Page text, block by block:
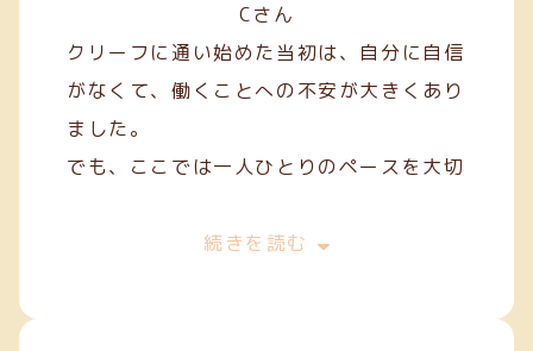
Cさん
クリーフに通い始めた当初は、自分に自信
がなくて、働くことへの不安が大きくあり
ました。
でも、ここでは一人ひとりのペースを大切
めることができました。
続きを読む